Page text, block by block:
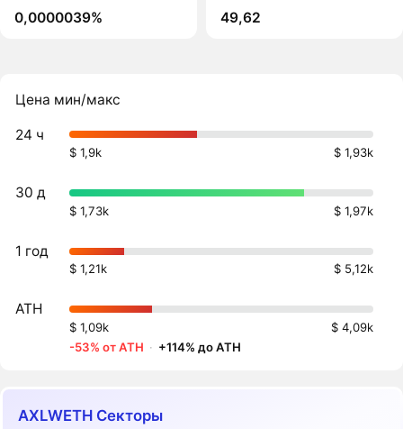
0,0000039%
49,62
Цена мин/макс
24 ч
$ 1,9k $ 1,93k
30 д
$ 1,73k $ 1,97k
1 год
$ 1,21k $ 5,12k
ATH
$ 1,09k
$ 4,09k
-53% от ATH · +114% до ATH
AXLWETH Секторы